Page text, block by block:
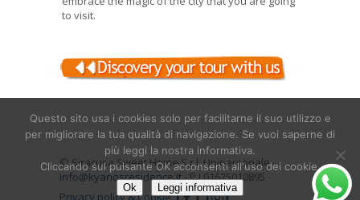
to visit.
© Siracusa Sweet Home S.r.l. Unipersonale -
info@kyanosresidence.it- P.I.01625010895 -
Privacy policy & Cookie
Questo sito usa i cookies solo per facilitarne il suo utilizzo e
per migliorare la tua qualità di navigazione. Se vuoi saperne di
più leggi la nostra informativa.
Cliccando sul pulsante OK acconsenti all'uso dei cookie.
Ok Leggi informativa